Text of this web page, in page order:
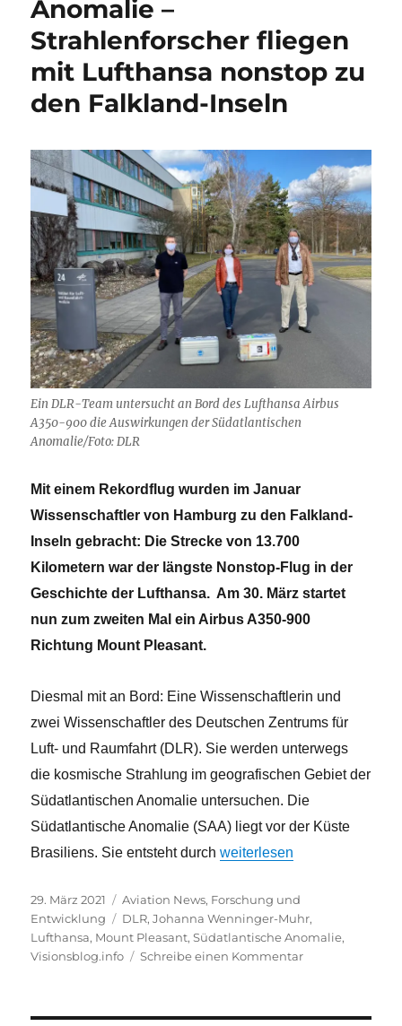
vor
kosmischer
Strahlung
Anomalie –
Strahlenforscher fliegen
mit Lufthansa nonstop zu
den Falkland-Inseln
Ein DLR-Team untersucht an Bord des Lufthansa Airbus
A350-900 die Auswirkungen der Südatlantischen
Anomalie/Foto: DLR
Mit einem Rekordflug wurden im Januar
Wissenschaftler von Hamburg zu den Falkland-
Inseln gebracht: Die Strecke von 13.700
Kilometern war der längste Nonstop-Flug in der
Geschichte der Lufthansa. Am 30. März startet
nun zum zweiten Mal ein Airbus A350-900
Richtung Mount Pleasant.
Diesmal mit an Bord: Eine Wissenschaftlerin und
zwei Wissenschaftler des Deutschen Zentrums für
Luft- und Raumfahrt (DLR). Sie werden unterwegs
die kosmische Strahlung im geografischen Gebiet der
Südatlantischen Anomalie untersuchen. Die
Südatlantische Anomalie (SAA) liegt vor der Küste
Brasiliens. Sie entsteht durch„Die Südatlantische
weiterlesen
Veröffentlicht
am
29. März 2021 Kategorien
Aviation News, Forschung und
Entwicklung
Schlagwörter
DLR,Johanna Wenninger-Muhr,
Lufthansa, Mount Pleasant,Südatlantische Anomalie,
Visionsblog.info
Schreibe einen Kommentarzu